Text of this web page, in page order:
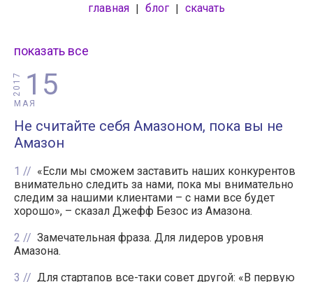
главная | блог | скачать
показать все
15
МАЯ
2017
Не считайте себя Амазоном, пока вы не
Амазон
1
«Если мы сможем заставить наших конкурентов
внимательно следить за нами, пока мы внимательно
следим за нашими клиентами – с нами все будет
хорошо», – сказал Джефф Безос из Амазона.
2
Замечательная фраза. Для лидеров уровня
Амазона.
3
Для стартапов все-таки совет другой: «В первую